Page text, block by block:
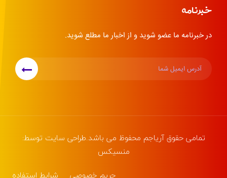
خبرنامه
در خبرنامه ما عضو شوید و از اخبار ما مطلع شوید.
تمامی حقوقآریاجم محفوظ می باشد.طراحی سایت توسط:
منسیکس
حریم خصوصی
شرایط استفاده